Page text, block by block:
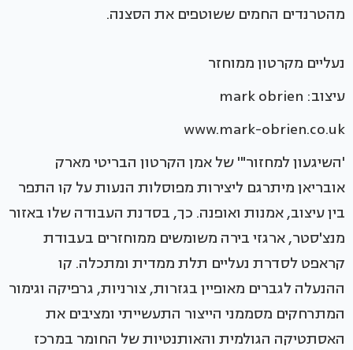
מהטרנדים החמים ששוטפים את הסצנה.
נעליים מקרטון ממוחזר
עיצוב: mark obrien
www.mark-obrien.co.uk
'השיגעון למחזור"' של אמן הקרטון הבריטי מארק
אובריאן מיתרגם ליצירות מפוסלות הנעות על קו התפר
בין עיצוב, אמנות ואופנה. כך, בסדנת העבודה שלו באזור
מנצ'סטר, ארגזי בירה משומשים ממוחזרים בעבודת
קראפט לסדרת נעליים תלת ממדית ומתכלה. קו
ההנעלה לגברים מאופיין בגזרות, צורניות, גרפיקה וגימור
המתרחקים מסממני הייצור התעשייתי ומציבים את
האסתטיקה הגולמית והאותנטיות של החומר במרכז